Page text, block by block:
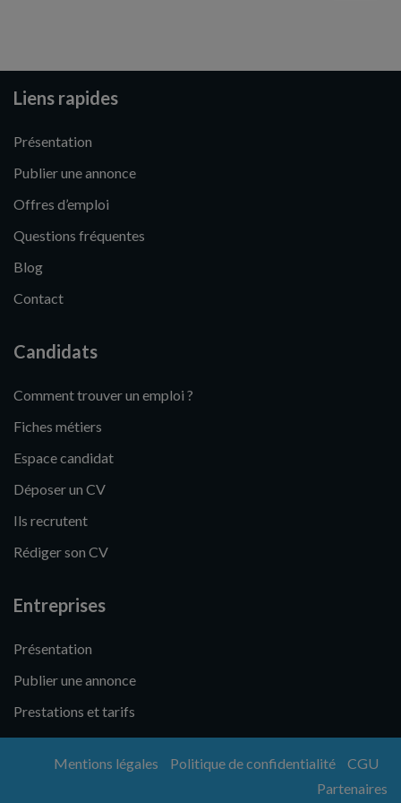
Liens rapides
Présentation
Publier une annonce
Offres d’emploi
Questions fréquentes
Blog
Contact
Candidats
Comment trouver un emploi ?
Fiches métiers
Espace candidat
Déposer un CV
Ils recrutent
Rédiger son CV
Entreprises
Présentation
Publier une annonce
Prestations et tarifs
Mentions légales Politique de confidentialité
CGU
Partenaires